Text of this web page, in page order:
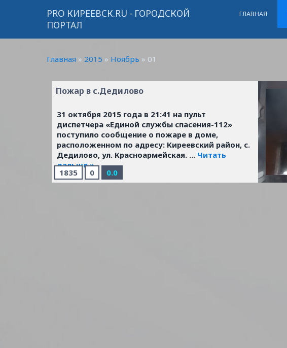
PRO КИРЕЕВСК.RU - ГОРОДСКОЙ
ПОРТАЛ
ГЛАВНАЯ
Главная » 2015 » Ноябрь » 01
Пожар в с.Дедилово
31 октября 2015 года в 21:41 на пульт
диспетчера «Единой службы спасения-112»
поступило сообщение о пожаре в доме,
расположенном по адресу: Киреевский район, с.
Дедилово, ул. Красноармейская. ... Читать
дальше »
1835 0 0.0